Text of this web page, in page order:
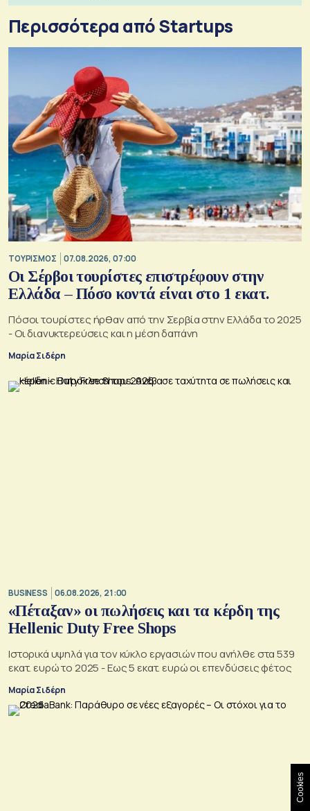
Περισσότερα από Startups
ΤΟΥΡΙΣΜΟΣ 07.08.2026, 07:00
Οι Σέρβοι τουρίστες επιστρέφουν στην
Ελλάδα – Πόσο κοντά είναι στο 1 εκατ.
Πόσοι τουρίστες ήρθαν από την Σερβία στην Ελλάδα το 2025
- Οι διανυκτερεύσεις και η μέση δαπάνη
Μαρία Σιδέρη
BUSINESS 06.08.2026, 21:00
«Πέταξαν» οι πωλήσεις και τα κέρδη της
Hellenic Duty Free Shops
Ιστορικά υψηλά για τον κύκλο εργασιών που ανήλθε στα 539
εκατ. ευρώ το 2025 - Εως 5 εκατ. ευρώ οι επενδύσεις φέτος
Μαρία Σιδέρη
Cookies